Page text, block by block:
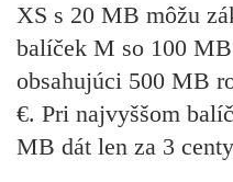
XS s 20 MB môžu
balíček M so 100
obsahujúci 500 MB
€. Pri najvyššom
MB dát len za 3